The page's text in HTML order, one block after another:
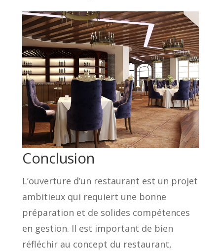
Conclusion
L’ouverture d’un restaurant est un projet
ambitieux qui requiert une bonne
préparation et de solides compétences
en gestion. Il est important de bien
réfléchir au concept du restaurant,